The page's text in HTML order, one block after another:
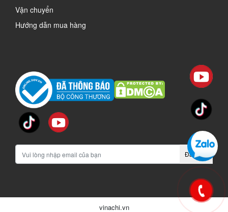
Vận chuyển
Hướng dẫn mua hàng
Đăng ký
vinachi.vn